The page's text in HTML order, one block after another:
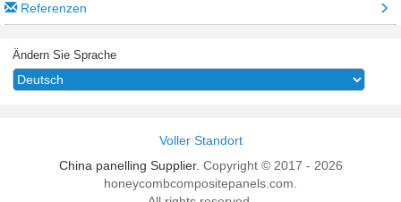
Referenzen
Ändern Sie Sprache
Voller Standort
China panelling Supplier. Copyright © 2017 - 2026
honeycombcompositepanels.com.